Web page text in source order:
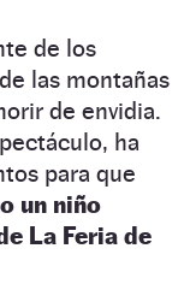
de los
las montañas
de envidia.
ha
para que
un niño
La Feria de